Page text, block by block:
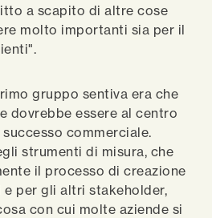
a scapito di altre cose
molto importanti sia per il
gruppo sentiva era che
dovrebbe essere al centro
commerciale.
strumenti di misura, che
il processo di creazione
per gli altri stakeholder,
con cui molte aziende si